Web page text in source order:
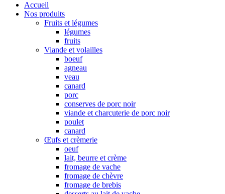
Accueil
Nos produits
Fruits et légumes
légumes
fruits
Viande et volailles
boeuf
agneau
veau
canard
porc
conserves de porc noir
viande et charcuterie de porc noir
poulet
canard
Œufs et crèmerie
oeuf
lait, beurre et crème
fromage de vache
fromage de chèvre
fromage de brebis